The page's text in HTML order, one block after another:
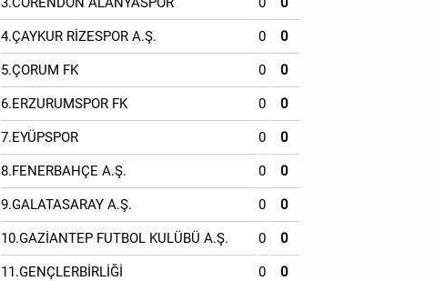
4.ÇAYKUR RİZESPOR A.Ş. 0 0
5.ÇORUM FK 0 0
6.ERZURUMSPOR FK 0 0
7.EYÜPSPOR 0 0
8.FENERBAHÇE A.Ş. 0 0
9.GALATASARAY A.Ş. 0 0
10.GAZİANTEP FUTBOL KULÜBÜ A.Ş. 0 0
11.GENÇLERBİRLİĞİ 0 0